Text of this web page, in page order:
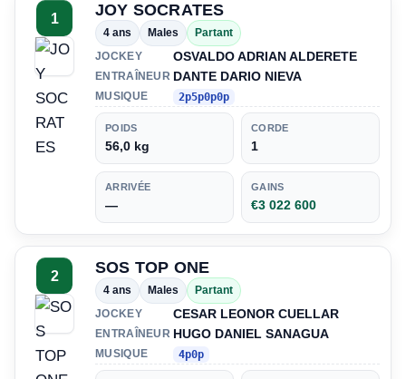
1 JOY SOCRATES
4 ans Males
Partant
JOCKEY
OSVALDO ADRIAN ALDERETE
ENTRAÎNEUR DANTE DARIO NIEVA
MUSIQUE 2p5p0p0p
POIDS
56,0 kg
CORDE
1
ARRIVÉE
—
GAINS
€3 022 600
2 SOS TOP ONE
4 ans Males
Partant
JOCKEY
CESAR LEONOR CUELLAR
ENTRAÎNEUR HUGO DANIEL SANAGUA
MUSIQUE 4p0p